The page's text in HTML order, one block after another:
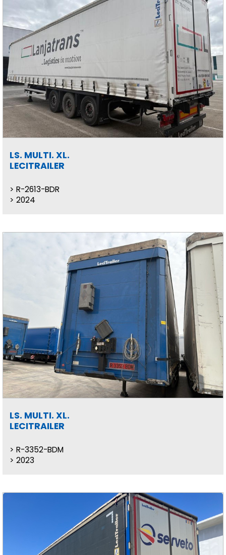
LS. MULTI. XL.
LECITRAILER
R-2613-BDR
2024
LS. MULTI. XL.
LECITRAILER
R-3352-BDM
2023